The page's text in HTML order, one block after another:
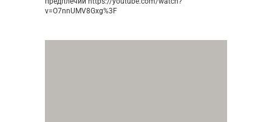
v=O7nnUMV8Gxg%3F